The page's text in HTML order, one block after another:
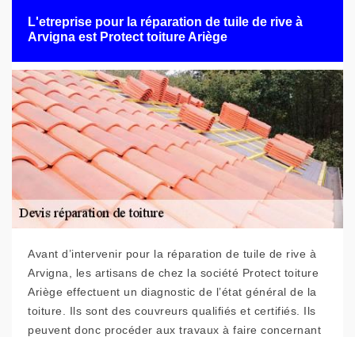
L'etreprise pour la réparation de tuile de rive à
Arvigna est Protect toiture Ariège
Avant d’intervenir pour la réparation de tuile de rive à
Arvigna, les artisans de chez la société Protect toiture
Ariège effectuent un diagnostic de l’état général de la
toiture. Ils sont des couvreurs qualifiés et certifiés. Ils
peuvent donc procéder aux travaux à faire concernant